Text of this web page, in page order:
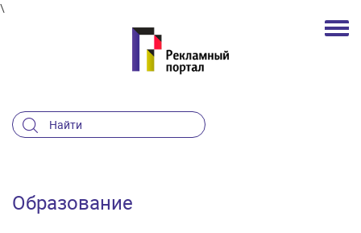
\
Образование